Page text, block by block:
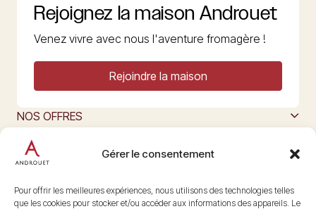
Gérer le consentement
Pour offrir les meilleures expériences, nous utilisons des technologies telles
que les cookies pour stocker et/ou accéder aux informations des appareils. Le
Rejoignez la maison Androuet
Venez vivre avec nous l'aventure fromagère !
Rejoindre la maison
NOS OFFRES
L’ART DU FROMAGE
Nous suivre
@maisonandrouet